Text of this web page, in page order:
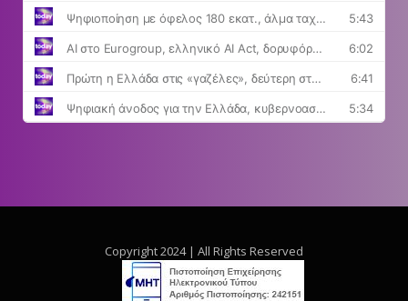
Copyright 2024 | All Rights Reserved